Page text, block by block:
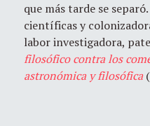
que más tarde se
científicas y
labor investigadora,
filosófico contra los
astronómica y filosófica